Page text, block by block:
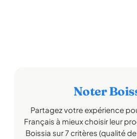
Noter
Partagez votre expérience
Français à mieux choisir leur
Boissia sur 7 critères (qualité